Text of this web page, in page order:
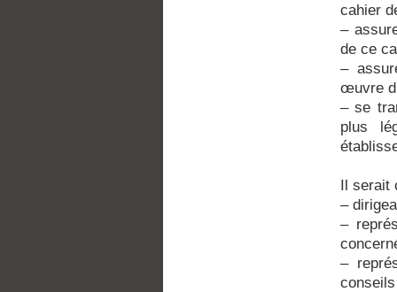
cahier
–
de ce
–
œuvre
– se
plus
Il serait
–
–
–